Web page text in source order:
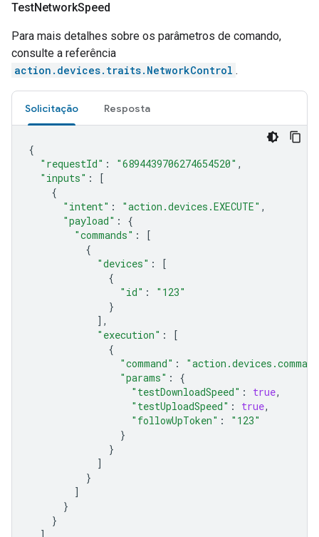
TestNetworkSpeed
Para mais detalhes sobre os parâmetros de comando,
consulte a referência
action.devices.traits.NetworkControl .
Solicitação Resposta
{
"requestId" : "6894439706274654520" ,
"inputs" :
[
{
"intent" : "action.devices.EXECUTE" ,
"payload" :
{
"commands" :
[
{
"devices" :
[
{
"id" :
"123"
}
],
"execution" :
[
{
"command" :
"params" :
{
"testDownloadSpeed" : true,
"testUploadSpeed" : true,
"followUpToken" :
"123"
}
}
]
}
]
}
}